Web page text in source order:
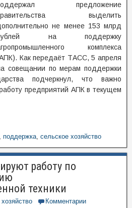
предложение
выделить
не менее 153 млрд
на поддержку
комплекса
Как передаёт ТАСС, 5 апреля
совещании по мерам поддержки
подчеркнул, что важно
предприятий АПК в текущем
, поддержка, сельское хозяйство
работу по
техники
Комментарии